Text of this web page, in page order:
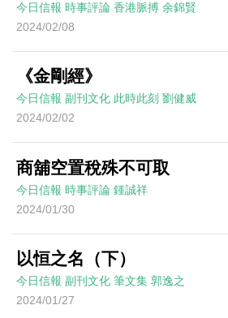
今日信報 時事評論 香港脈搏 余錦賢
2024/02/08
《金剛經》
今日信報 副刊文化 此時此刻 劉健威
2024/02/02
商舖空置稅殊不可取
今日信報 時事評論 鍾誠祥
2024/01/30
以恒之名（下）
今日信報 副刊文化 筆文集 郭逸之
2024/01/27